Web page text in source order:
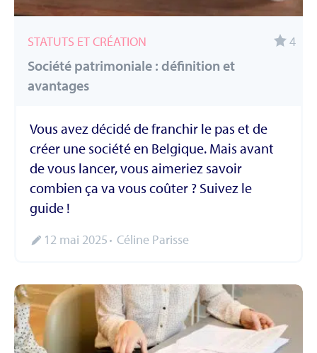
STATUTS ET CRÉATION 4
Société patrimoniale : définition et
avantages
Vous avez décidé de franchir le pas et de
créer une société en Belgique. Mais avant
de vous lancer, vous aimeriez savoir
combien ça va vous coûter ? Suivez le
guide !
12 mai 2025 Céline Parisse